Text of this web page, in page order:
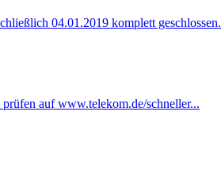
04.01.2019 komplett geschlossen.
auf www.telekom.de/schneller...